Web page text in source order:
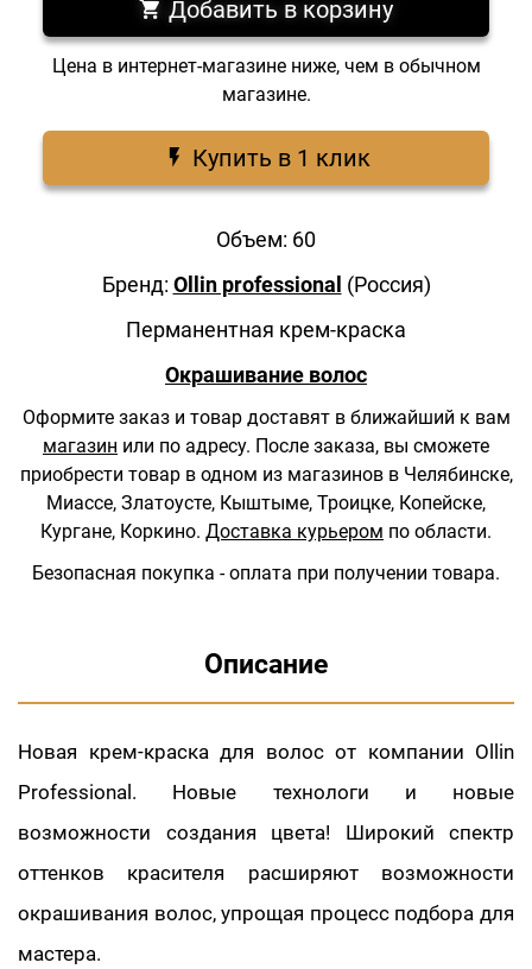
Добавить в корзину
Цена в интернет-магазине ниже, чем в обычном
магазине.
Купить в 1 клик
Объем: 60
Бренд: Ollin professional (Россия)
Перманентная крем-краска
Окрашивание волос
Оформите заказ и товар доставят в ближайший к вам
магазин или по адресу. После заказа, вы сможете
приобрести товар в одном из магазинов в Челябинске,
Миассе, Златоусте, Кыштыме, Троицке, Копейске,
Кургане, Коркино. Доставка курьером по области.
Безопасная покупка - оплата при получении товара.
Описание
Новая крем-краска для волос от компании Ollin
Professional. Новые технологи и новые
возможности создания цвета! Широкий спектр
оттенков красителя расширяют возможности
окрашивания волос, упрощая процесс подбора для
мастера.